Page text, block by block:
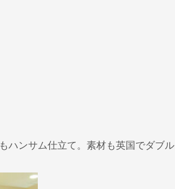
ハンサム仕立て。素材も英国でダブル